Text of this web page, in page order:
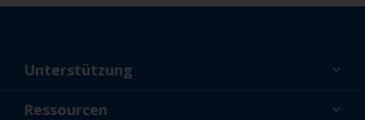
Unterstützung
Über uns
Ressourcen